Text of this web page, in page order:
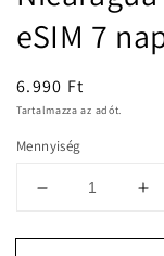
modális
párbeszédpanelen
eSIM 7
Normál
ár
6.990 Ft
Tartalmazza az adót.
Mennyiség
Nicaragua
adatforgalmú